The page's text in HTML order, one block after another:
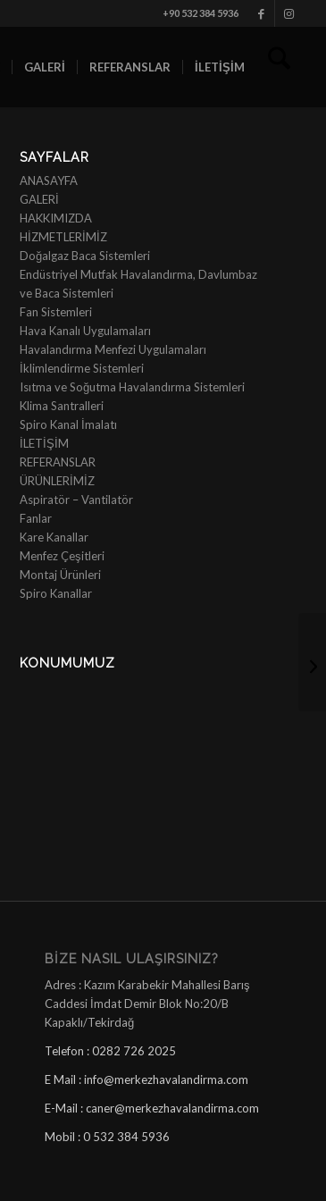
+90 532 384 5936
GALERİ REFERANSLAR İLETİŞİM
SAYFALAR
ANASAYFA
GALERİ
HAKKIMIZDA
HİZMETLERİMİZ
Doğalgaz Baca Sistemleri
Endüstriyel Mutfak Havalandırma, Davlumbaz
ve Baca Sistemleri
Fan Sistemleri
Hava Kanalı Uygulamaları
Havalandırma Menfezi Uygulamaları
İklimlendirme Sistemleri
Isıtma ve Soğutma Havalandırma Sistemleri
Klima Santralleri
Spiro Kanal İmalatı
İLETİŞİM
REFERANSLAR
ÜRÜNLERİMİZ
Aspiratör – Vantilatör
Fanlar
Kare Kanallar
Menfez Çeşitleri
Montaj Ürünleri
Spiro Kanallar
KONUMUMUZ
BIZE NASIL ULAŞIRSINIZ?
Adres : Kazım Karabekir Mahallesi Barış
Caddesi İmdat Demir Blok No:20/B
Kapaklı/Tekirdağ
Telefon : 0282 726 2025
E Mail : info@merkezhavalandirma.com
E-Mail : caner@merkezhavalandirma.com
Mobil : 0 532 384 5936